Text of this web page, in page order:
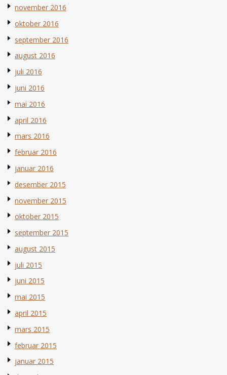
november 2016
oktober 2016
september 2016
august 2016
juli 2016
juni 2016
mai 2016
april 2016
mars 2016
februar 2016
januar 2016
desember 2015
november 2015
oktober 2015
september 2015
august 2015
juli 2015
juni 2015
mai 2015
april 2015
mars 2015
februar 2015
januar 2015